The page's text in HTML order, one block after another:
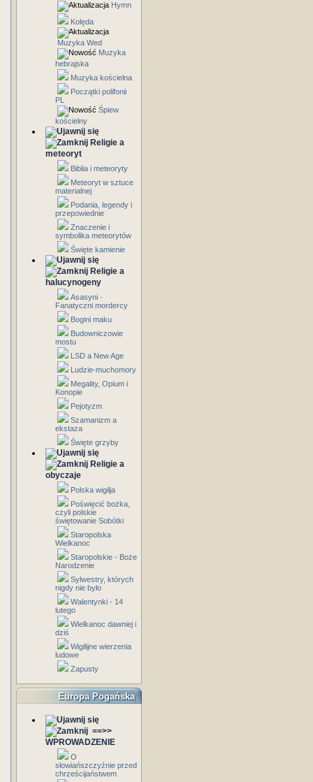
Hymn
Kolęda
Muzyka Wed
Muzyka
hebrajska
Muzyka kościelna
Początki polifonii
PL
Śpiew
kościelny
Religie a
meteoryt
Biblia i meteoryty
Meteoryt w sztuce
materialnej
Podania, legendy i
przepowiednie
Znaczenie i
symbolika meteorytów
Święte kamienie
Religie a
halucynogeny
Asasyni -
Fanatyczni mordercy
Bogini maku
Budowniczowie
mostu
LSD a New Age
Ludzie-muchomory
Megality, Opium i
Konopie
Pejotyzm
Szamanizm a
ekstaza
Święte grzyby
Religie a
obyczaje
Polska wigilja
Poświęcić bożka,
czyli polskie
świętowanie Sobótki
Staropolska
Wielkanoc
Staropolskie - Boże
Narodzenie
Sylwestry, których
nigdy nie było
Walentynki - 14
lutego
Wielkanoc dawniej i
dziś
Wigilijne wierzenia
ludowe
Zapusty
Europa Pogańska
==>>
WPROWADZENIE
O
słowiańszczyźnie przed
chrześcijaństwem